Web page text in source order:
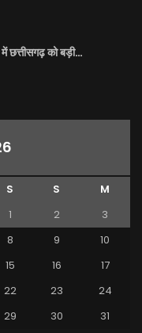
छत्तीसगढ़ को बड़ी…
S S
M
1
2
3
8 9
10
15 16
17
22 23
24
29 30
31